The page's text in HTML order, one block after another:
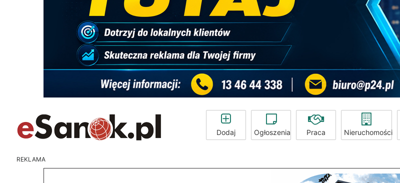
Dodaj Ogłoszenia Praca Nieruchomości
REKLAMA